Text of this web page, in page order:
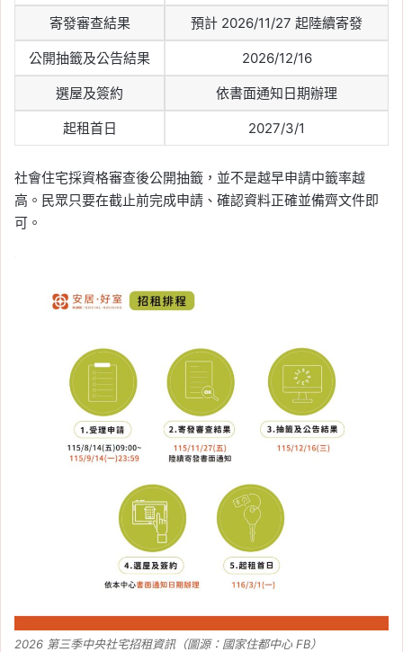
寄發審查結果 預計 2026/11/27 起陸續寄發
公開抽籤及公告結果 2026/12/16
選屋及簽約 依書面通知日期辦理
起租首日 2027/3/1
社會住宅採資格審查後公開抽籤，並不是越早申請中籤率越
高。民眾只要在截止前完成申請、確認資料正確並備齊文件即
可。
2026 第三季中央社宅招租資訊（圖源：國家住都中心 FB）